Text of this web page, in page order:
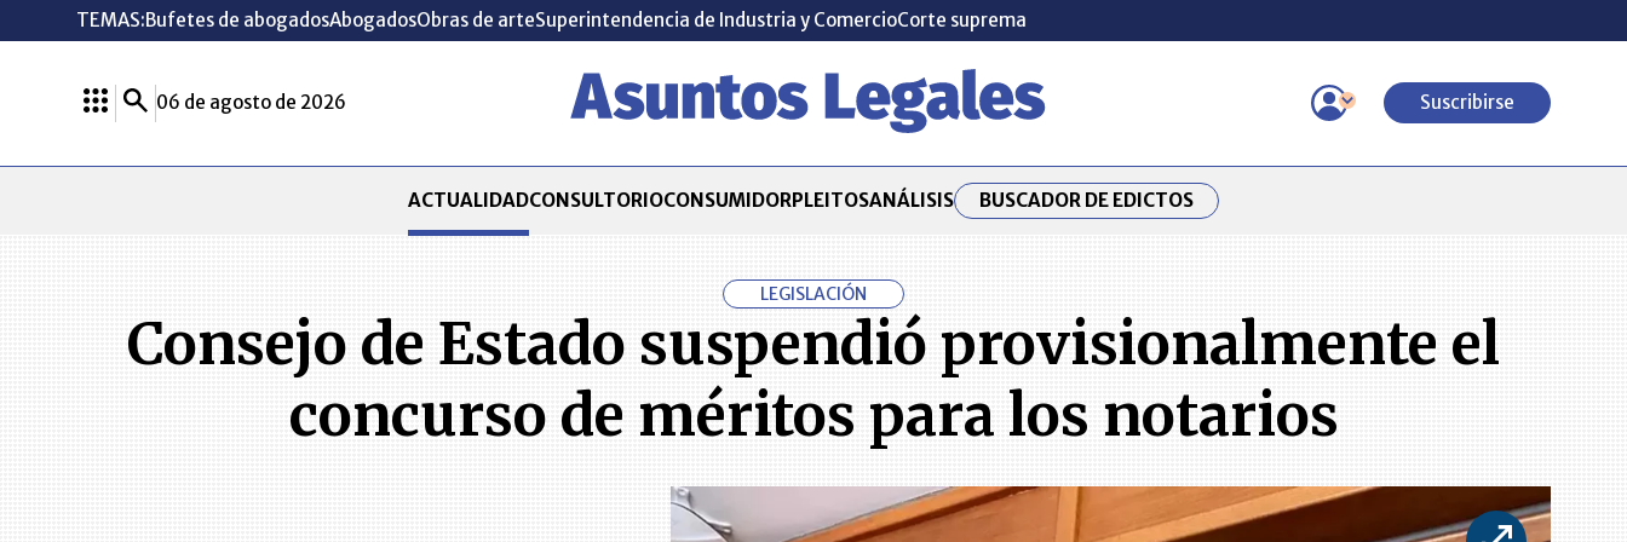
TEMAS:Bufetes de abogadosAbogadosObras de arteSuperintendencia de Industria y ComercioCorte suprema
06 de agosto de 2026 Suscribirse
ACTUALIDADCONSULTORIOCONSUMIDORPLEITOSANÁLISIS BUSCADOR DE EDICTOS
LEGISLACIÓN
Consejo de Estado suspendió provisionalmente el
concurso de méritos para los notarios